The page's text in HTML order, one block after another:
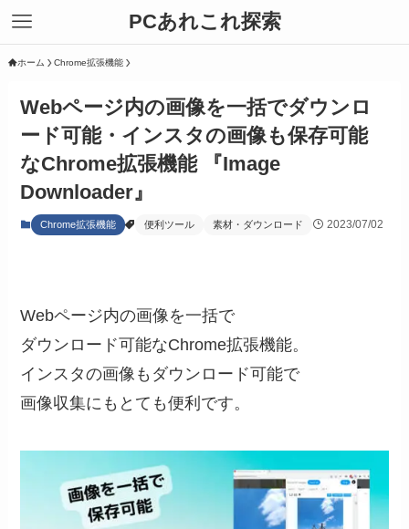
PCあれこれ探索
ホーム Chrome拡張機能
Webページ内の画像を一括でダウンロ
ード可能・インスタの画像も保存可能
なChrome拡張機能 『Image
Downloader』
Chrome拡張機能 便利ツール 素材・ダウンロード 2023/07/02
Webページ内の画像を一括で
ダウンロード可能なChrome拡張機能。
インスタの画像もダウンロード可能で
画像収集にもとても便利です。